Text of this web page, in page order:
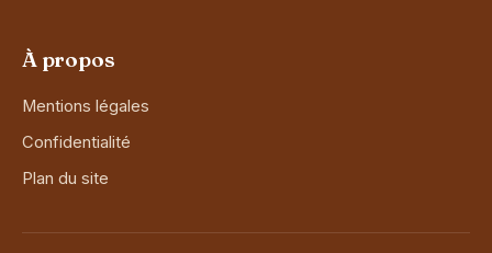
À propos
Mentions légales
Confidentialité
Plan du site